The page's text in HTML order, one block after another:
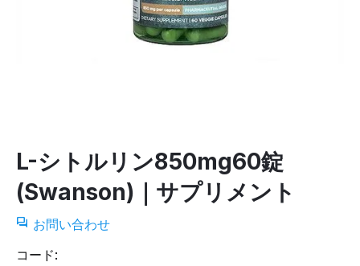
L-シトルリン850mg60錠
(Swanson)｜サプリメント
お問い合わせ
コード: